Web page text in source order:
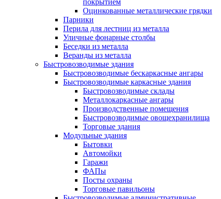
покрытием
Оцинкованные металлические грядки
Парники
Перила для лестниц из металла
Уличные фонарные столбы
Беседки из металла
Веранды из металла
Быстровозводимые здания
Быстровозводимые бескаркасные ангары
Быстровозводимые каркасные здания
Быстровозводимые склады
Металлокаркасные ангары
Производственные помещения
Быстровозводимые овощехранилища
Торговые здания
Модульные здания
Бытовки
Автомойки
Гаражи
ФАПы
Посты охраны
Торговые павильоны